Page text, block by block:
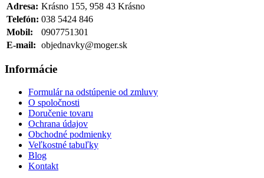
Adresa: Krásno 155, 958 43 Krásno
Telefón: 038 5424 846
Mobil:
0907751301
E-mail: objednavky@moger.sk
Informácie
Formulár na odstúpenie od zmluvy
O spoločnosti
Doručenie tovaru
Ochrana údajov
Obchodné podmienky
Veľkostné tabuľky
Blog
Kontakt